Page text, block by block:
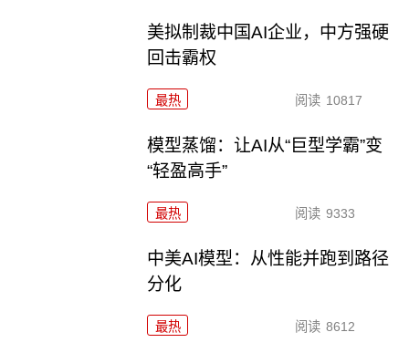
美拟制裁中国AI企业，中方强硬
回击霸权
最热 阅读 10817
模型蒸馏：让AI从“巨型学霸”变
“轻盈高手”
最热 阅读 9333
中美AI模型：从性能并跑到路径
分化
最热 阅读 8612